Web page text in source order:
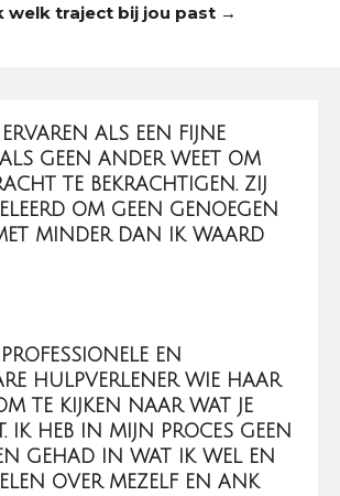
welk traject bij jou past →
ALS EEN FIJNE
GEEN ANDER WEET OM
TE BEKRACHTIGEN. ZIJ
OM GEEN GENOEGEN
MINDER DAN IK WAARD
EN
HULPVERLENER WIE HAAR
TE KIJKEN NAAR WAT JE
IK HEB IN MIJN PROCES GEEN
GEHAD IN WAT IK WEL EN
OVER MEZELF EN ANK